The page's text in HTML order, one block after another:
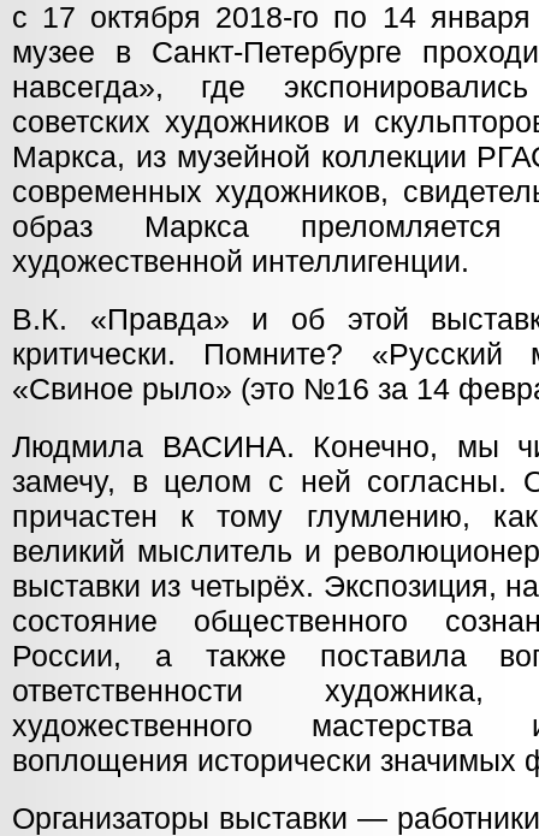
с 17 октября 2018-го по 14
музее в Санкт-Петербурге
навсегда», где
советских художников и
Маркса, из музейной коллекции
современных художников,
образ Маркса
художественной интеллигенции.
В.К. «Правда» и об этой
критически. Помните? «Русский
«Свиное рыло» (это №16 за 14
Людмила ВАСИНА. Конечно, мы
замечу, в целом с ней согласны.
причастен к тому глумлению,
великий мыслитель и
выставки из четырёх. Экспозиция,
состояние общественного
России, а также поставила
ответственности
художественного мастерства
воплощения исторически значимых
Организаторы выставки —